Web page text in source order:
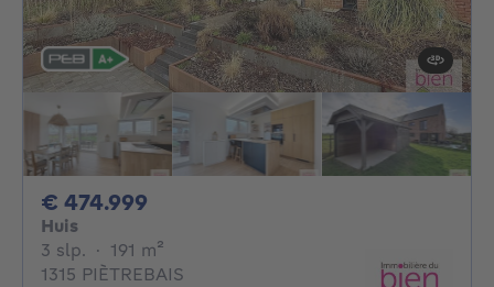
€ 474.999
Huis
3 slp. 3 slaapkamers
· 191 m²
1315 PIÈTREBAIS